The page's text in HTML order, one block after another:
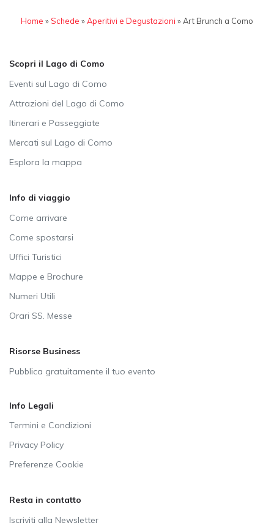
Home »Schede »Aperitivi e Degustazioni »Art Brunch a Como
Scopri il Lago di Como
Eventi sul Lago di Como
Attrazioni del Lago di Como
Itinerari e Passeggiate
Mercati sul Lago di Como
Esplora la mappa
Info di viaggio
Come arrivare
Come spostarsi
Uffici Turistici
Mappe e Brochure
Numeri Utili
Orari SS. Messe
Risorse Business
Pubblica gratuitamente il tuo evento
Info Legali
Termini e Condizioni
Privacy Policy
Preferenze Cookie
Resta in contatto
Iscriviti alla Newsletter